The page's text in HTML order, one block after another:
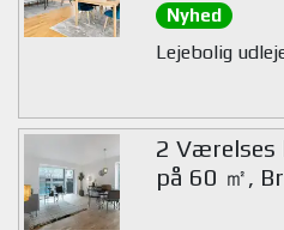
Nyhed
Lejebolig
2 Værelses
på 60 ㎡,